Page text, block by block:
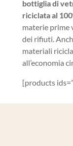
bottiglia di
riciclata al
materie prime
dei rifiuti.
materiali
all’economia
[products